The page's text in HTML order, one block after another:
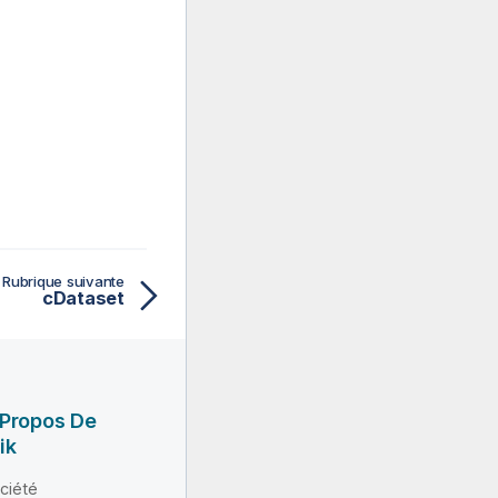
Rubrique suivante
cDataset
De